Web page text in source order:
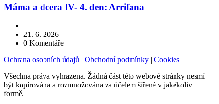
Máma a dcera IV- 4. den: Arrifana
21. 6. 2026
0 Komentáře
Ochrana osobních údajů | Obchodní podmínky | Cookies
Všechna práva vyhrazena. Žádná část této webové stránky nesmí
být kopírována a rozmnožována za účelem šířené v jakékoliv
formě.